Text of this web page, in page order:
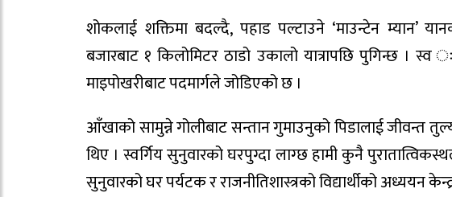
शोकलाई शक्तिमा बदल्दै, पहाड पल्टाउने ‘माउन्टेन म्यान’
बजारबाट १ किलोमिटर ठाडो उकालो यात्रापछि पुगिन्छ ।
माइपोखरीबाट पदमार्गले जोडिएको छ ।
आँखाको सामुन्ने गोलीबाट सन्तान गुमाउनुको पिडालाई जीवन्त
थिए । स्वर्गिय सुनुवारको घरपुग्दा लाग्छ हामी कुनै
सुनुवारको घर पर्यटक र राजनीतिशास्त्रको विद्यार्थीको अध्ययन